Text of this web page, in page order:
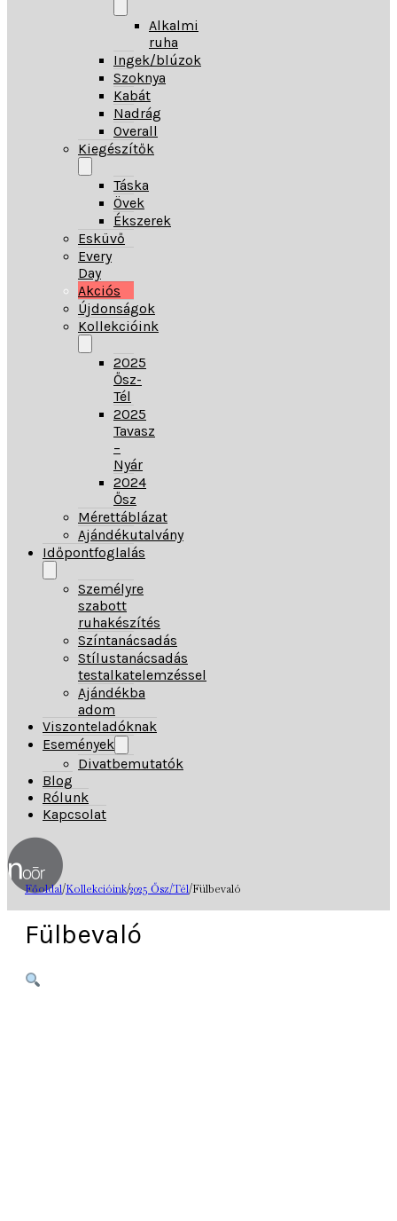
Alkalmi
ruha
Ingek/blúzok
Szoknya
Kabát
Nadrág
Overall
Kiegészítők
Táska
Övek
Ékszerek
Esküvő
Every
Day
Akciós
Újdonságok
Kollekcióink
2025
Ősz-
Tél
2025
Tavasz
–
Nyár
2024
Ősz
Mérettáblázat
Ajándékutalvány
Időpontfoglalás
Személyre
szabott
ruhakészítés
Színtanácsadás
Stílustanácsadás
testalkatelemzéssel
Ajándékba
adom
Viszonteladóknak
Események
Divatbemutatók
Blog
Rólunk
Kapcsolat
Főoldal/Kollekcióink/2025 Ősz/Tél/Fülbevaló
Fülbevaló